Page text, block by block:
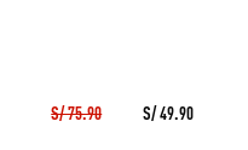
S/ 75.90 S/ 49.90